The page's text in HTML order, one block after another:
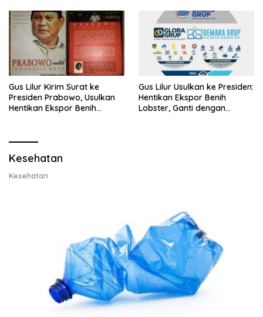
Gus Lilur Kirim Surat ke
Presiden Prabowo, Usulkan
Hentikan Ekspor Benih
Gus Lilur Usulkan ke Presiden:
Hentikan Ekspor Benih
Lobster, Ganti dengan
Kesehatan
Kesehatan